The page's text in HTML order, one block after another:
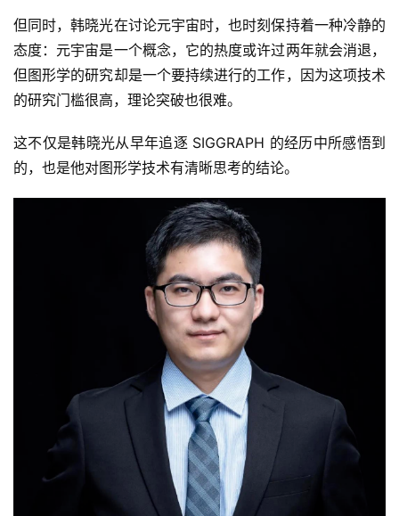
但同时，韩晓光在讨论元宇宙时，也时刻保持着一种冷静的
态度：元宇宙是一个概念，它的热度或许过两年就会消退，
但图形学的研究却是一个要持续进行的工作，因为这项技术
的研究门槛很高，理论突破也很难。
这不仅是韩晓光从早年追逐 SIGGRAPH 的经历中所感悟到
的，也是他对图形学技术有清晰思考的结论。